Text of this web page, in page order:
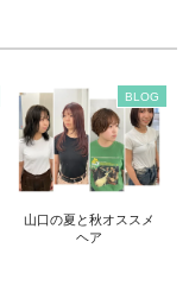
BLOG
山口の夏と秋オススメ
ヘア